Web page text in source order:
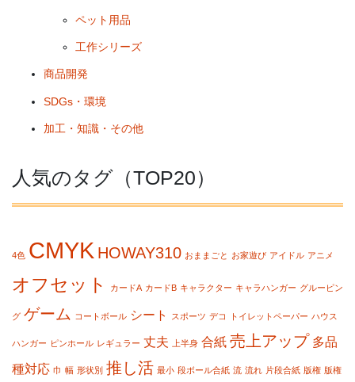
ペット用品
工作シリーズ
商品開発
SDGs・環境
加工・知識・その他
人気のタグ（TOP20）
4色 CMYK HOWAY310 おままごと お家遊び アイドル アニメ
オフセット カードA カードB キャラクター キャラハンガー グルーピン
グ ゲーム コートボール シート スポーツ デコ トイレットペーパー ハウス
ハンガー ピンホール レギュラー 丈夫 上半身 合紙 売上アップ 多品
種対応 巾 幅 形状別 推し活 最小 段ボール合紙 流 流れ 片段合紙 版権 版権